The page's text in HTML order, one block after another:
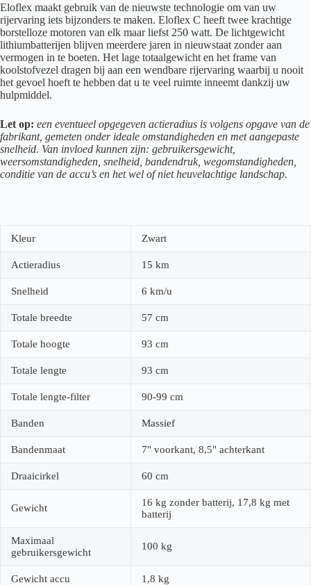
Eloflex maakt gebruik van de nieuwste technologie om van uw
rijervaring iets bijzonders te maken. Eloflex C heeft twee krachtige
borstelloze motoren van elk maar liefst 250 watt. De lichtgewicht
lithiumbatterijen blijven meerdere jaren in nieuwstaat zonder aan
vermogen in te boeten. Het lage totaalgewicht en het frame van
koolstofvezel dragen bij aan een wendbare rijervaring waarbij u nooit
het gevoel hoeft te hebben dat u te veel ruimte inneemt dankzij uw
hulpmiddel.
Let op: een eventueel opgegeven actieradius is volgens opgave van de
fabrikant, gemeten onder ideale omstandigheden en met aangepaste
snelheid. Van invloed kunnen zijn: gebruikersgewicht,
weersomstandigheden, snelheid, bandendruk, wegomstandigheden,
conditie van de accu’s en het wel of niet heuvelachtige landschap.
Kleur Zwart
Actieradius 15 km
Snelheid 6 km/u
Totale breedte 57 cm
Totale hoogte 93 cm
Totale lengte 93 cm
Totale lengte-filter 90-99 cm
Banden Massief
Bandenmaat 7" voorkant, 8,5" achterkant
Draaicirkel 60 cm
Gewicht
16 kg zonder batterij, 17,8 kg met
batterij
Maximaal
gebruikersgewicht
100 kg
Gewicht accu 1,8 kg